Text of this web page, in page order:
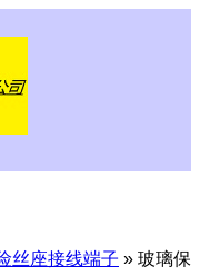
丝座接线端子 » 玻璃保